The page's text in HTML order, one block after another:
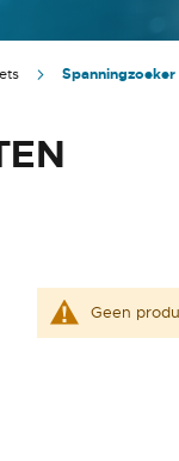
Spanningzoeker
Geen